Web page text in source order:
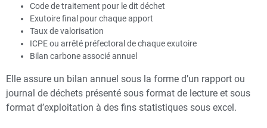
Code de traitement pour le dit déchet
Exutoire final pour chaque apport
Taux de valorisation
ICPE ou arrêté préfectoral de chaque exutoire
Bilan carbone associé annuel
Elle assure un bilan annuel sous la forme d’un rapport ou
journal de déchets présenté sous format de lecture et sous
format d’exploitation à des fins statistiques sous excel.